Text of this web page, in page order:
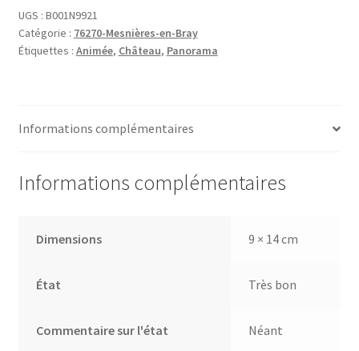
Mesnières
Panorama
UGS : B001N9921
Catégorie : 76270-Mesnières-en-Bray
Étiquettes : Animée, Château, Panorama
Informations complémentaires
Informations complémentaires
Dimensions 9 × 14 cm
État Très bon
Commentaire sur l'état Néant